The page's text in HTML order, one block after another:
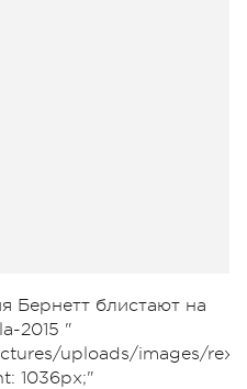
Бернетт блистают на
2015 "
uploads/images/
1036px;"